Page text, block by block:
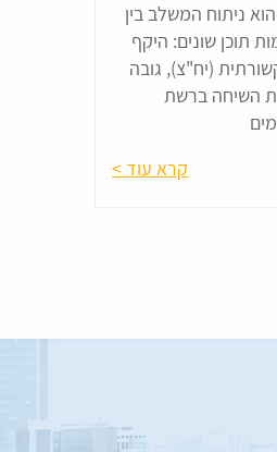
ניתוח המשלב בין
תוכן שונים: היקף
(יח"צ), גובה
השיחה ברשת
קרא עוד >